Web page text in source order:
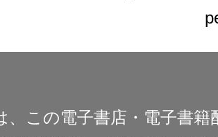
、この電子書店・電子書